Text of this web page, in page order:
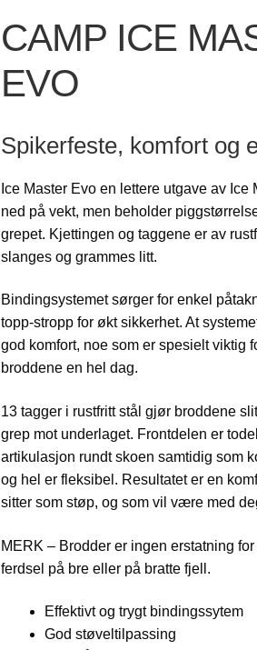
CAMP ICE
EVO
Spikerfeste, komfort og
Ice Master Evo en lettere utgave av Ice
ned på vekt, men beholder
grepet. Kjettingen og taggene er av
slanges og grammes litt.
Bindingsystemet sørger for enkel
topp-stropp for økt sikkerhet. At
god komfort, noe som er spesielt viktig
broddene en hel dag.
13 tagger i rustfritt stål gjør broddene
grep mot underlaget. Frontdelen er
artikulasjon rundt skoen samtidig som
og hel er fleksibel. Resultatet er en
sitter som støp, og som vil være med
MERK – Brodder er ingen erstatning
ferdsel på bre eller på bratte fjell.
Effektivt og trygt bindingssytem
God støveltilpassing